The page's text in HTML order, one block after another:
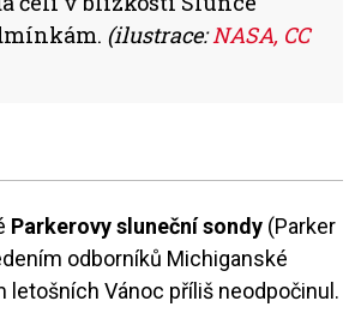
(ilustrace:NASA, CC
Parkerovy sluneční sondy (Parker
odborníků Michiganské
letošních Vánoc příliš neodpočinul.